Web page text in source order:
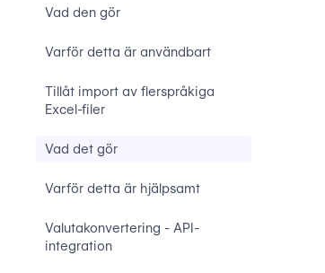
Vad den gör
Varför detta är användbart
‍Tillåt import av flerspråkiga
Excel-filer
Vad det gör
Varför detta är hjälpsamt
Valutakonvertering - API-
integration